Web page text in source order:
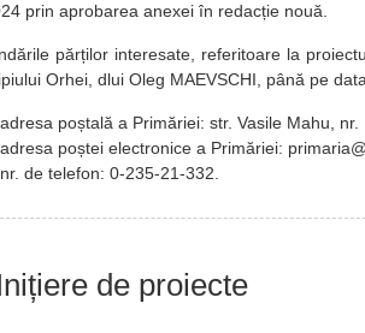
prin aprobarea anexei în redacție nouă.
părților interesate, referitoare la
Orhei, dlui Oleg MAEVSCHI, până pe
poștală a Primăriei: str. Vasile Mahu,
poștei electronice a Primăriei:
de telefon: 0-235-21-332.
de proiecte